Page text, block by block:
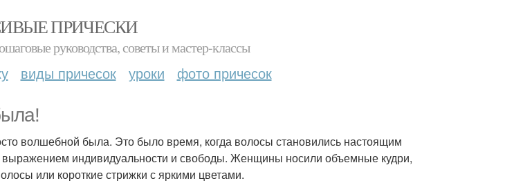
ПРИЧЕСКИ
руководства, советы и мастер-классы
виды причесок уроки фото причесок
волшебной была. Это было время, когда волосы становились настоящим
выражением индивидуальности и свободы. Женщины носили объемные кудри,
или короткие стрижки с яркими цветами.